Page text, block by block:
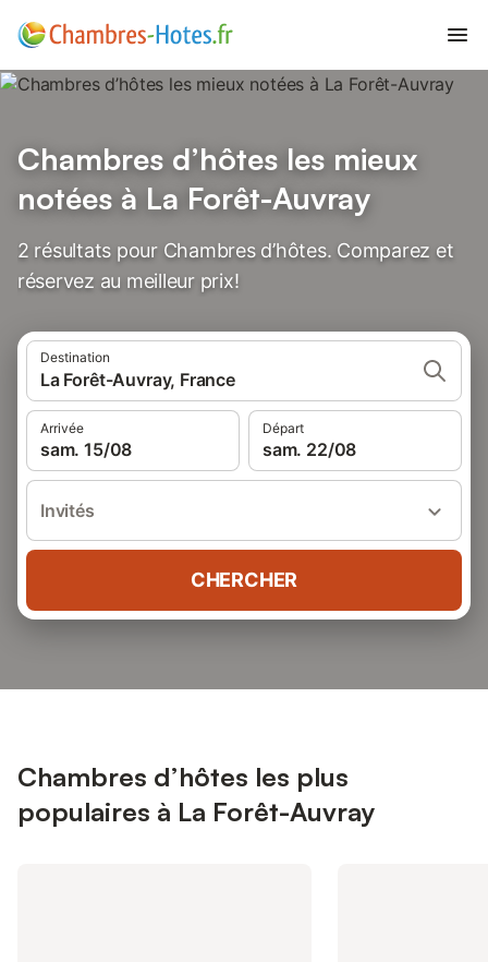
Chambres d’hôtes les mieux
notées à La Forêt-Auvray
2 résultats pour Chambres d’hôtes. Comparez et
réservez au meilleur prix!
Destination
La Forêt-Auvray, France
Arrivée
sam. 15/08
Départ
sam. 22/08
Invités
CHERCHER
Chambres d’hôtes les plus
populaires à La Forêt-Auvray